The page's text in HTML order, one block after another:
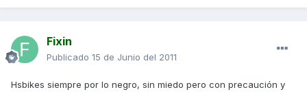
Fixin
Publicado 15 de Junio del 2011
Hsbikes siempre por lo negro, sin miedo pero con precaución y